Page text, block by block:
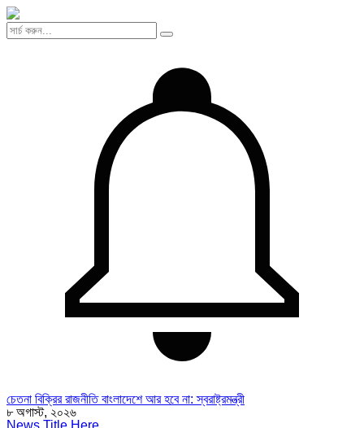
চেতনা বিক্রির রাজনীতি বাংলাদেশে আর হবে না: স্বরাষ্ট্রমন্ত্রী
৮ অগাস্ট, ২০২৬
News Title Here